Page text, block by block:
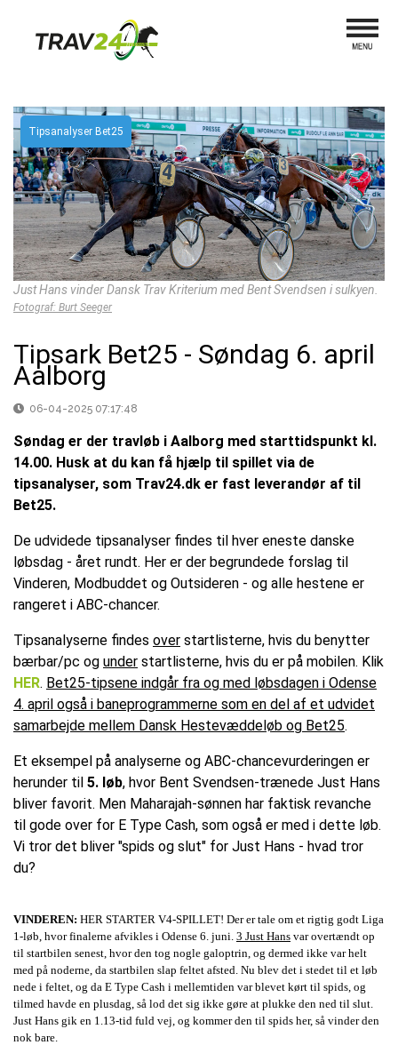
Tipsanalyser Bet25
Just Hans vinder Dansk Trav Kriterium med Bent Svendsen i sulkyen.
Fotograf: Burt Seeger
Tipsark Bet25 - Søndag 6. april
Aalborg
06-04-2025 07:17:48
Søndag er der travløb i Aalborg med starttidspunkt kl.
14.00. Husk at du kan få hjælp til spillet via de
tipsanalyser, som Trav24.dk er fast leverandør af til
Bet25.
De udvidede tipsanalyser findes til hver eneste danske
løbsdag - året rundt. Her er der begrundede forslag til
Vinderen, Modbuddet og Outsideren - og alle hestene er
rangeret i ABC-chancer.
Tipsanalyserne findes over startlisterne, hvis du benytter
bærbar/pc og under startlisterne, hvis du er på mobilen. Klik
HER. Bet25-tipsene indgår fra og med løbsdagen i Odense
4. april også i baneprogrammerne som en del af et udvidet
samarbejde mellem Dansk Hestevæddeløb og Bet25.
Et eksempel på analyserne og ABC-chancevurderingen er
herunder til 5. løb, hvor Bent Svendsen-trænede Just Hans
bliver favorit. Men Maharajah-sønnen har faktisk revanche
til gode over for E Type Cash, som også er med i dette løb.
Vi tror det bliver "spids og slut" for Just Hans - hvad tror
du?
VINDEREN: HER STARTER V4-SPILLET! Der er tale om et rigtig godt Liga
1-løb, hvor finalerne afvikles i Odense 6. juni. 3 Just Hans var overtændt op
til startbilen senest, hvor den tog nogle galoptrin, og dermed ikke var helt
med på noderne, da startbilen slap feltet afsted. Nu blev det i stedet til et løb
nede i feltet, og da E Type Cash i mellemtiden var blevet kørt til spids, og
tilmed havde en plusdag, så lod det sig ikke gøre at plukke den ned til slut.
Just Hans gik en 1.13-tid fuld vej, og kommer den til spids her, så vinder den
nok bare.